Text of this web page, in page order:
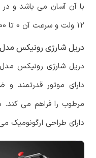
با آن آسان می باشد و
12 ولت و سرعت آن 0 تا 400 و 0 تا 1350 می باشد.
دریل شارژی رونیکس مدل 8612
دارای موتور قدرتمند
دارای طراحی ارگونومیک